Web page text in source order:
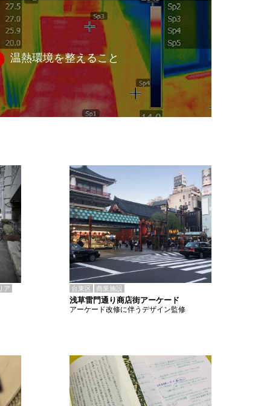
温熱環境を整えること
ア 台東区 商業施設
浅草雷門通り商店街アーケード
アーケード改修に伴うデザイン監修